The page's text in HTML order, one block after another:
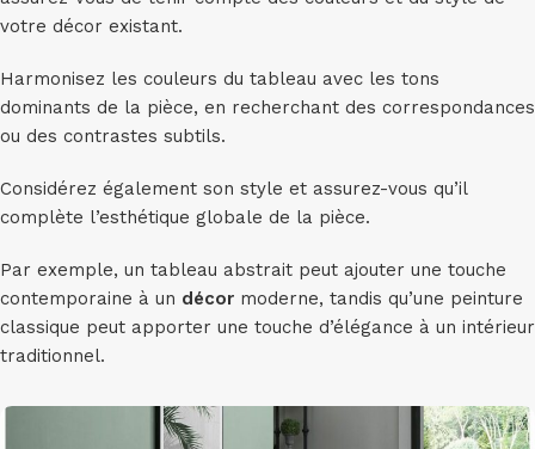
votre décor existant.
Harmonisez les couleurs du tableau avec les tons
dominants de la pièce, en recherchant des correspondances
ou des contrastes subtils.
Considérez également son style et assurez-vous qu’il
complète l’esthétique globale de la pièce.
Par exemple, un tableau abstrait peut ajouter une touche
contemporaine à un décor moderne, tandis qu’une peinture
classique peut apporter une touche d’élégance à un intérieur
traditionnel.